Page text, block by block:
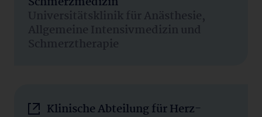
Universitätsklinik für Anästhesie,
Allgemeine Intensivmedizin und
Schmerztherapie
Klinische Abteilung für Herz-